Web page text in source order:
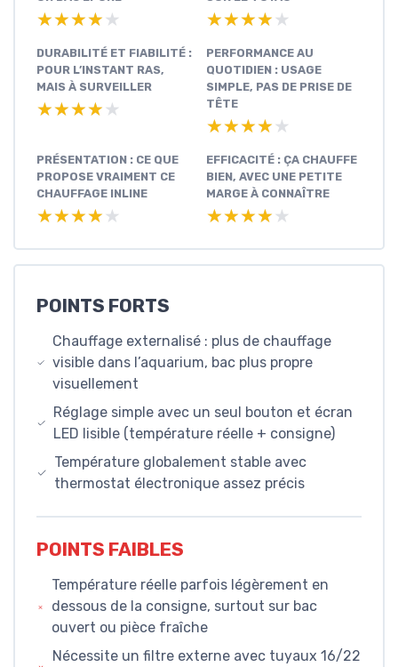
★★★★★
★★★★★ ★★★★★
★★★★★
DURABILITÉ ET FIABILITÉ :
POUR L’INSTANT RAS,
MAIS À SURVEILLER
★★★★★
★★★★★
PERFORMANCE AU
QUOTIDIEN : USAGE
SIMPLE, PAS DE PRISE DE
TÊTE
★★★★★
★★★★★
PRÉSENTATION : CE QUE
PROPOSE VRAIMENT CE
CHAUFFAGE INLINE
★★★★★
★★★★★
EFFICACITÉ : ÇA CHAUFFE
BIEN, AVEC UNE PETITE
MARGE À CONNAÎTRE
★★★★★
★★★★★
POINTS FORTS
Chauffage externalisé : plus de chauffage
visible dans l’aquarium, bac plus propre
visuellement
Réglage simple avec un seul bouton et écran
LED lisible (température réelle + consigne)
Température globalement stable avec
thermostat électronique assez précis
POINTS FAIBLES
Température réelle parfois légèrement en
dessous de la consigne, surtout sur bac
ouvert ou pièce fraîche
Nécessite un filtre externe avec tuyaux 16/22